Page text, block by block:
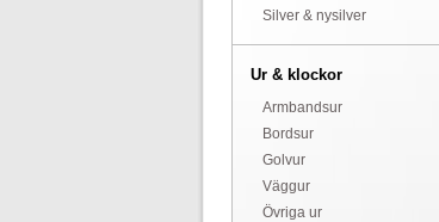
Silver & nysilver
Ur & klockor
Armbandsur
Bordsur
Golvur
Väggur
Övriga ur